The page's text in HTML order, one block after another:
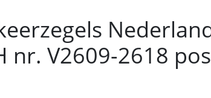
nr. V2609-2618